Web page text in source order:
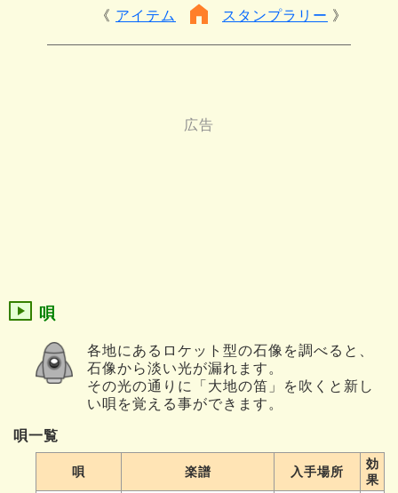
アイテム スタンプラリー
唄
各地にあるロケット型の石像を調べると、
石像から淡い光が漏れます。
その光の通りに「大地の笛」を吹くと新し
い唄を覚える事ができます。
唄一覧
唄 楽譜 入手場所
効
果